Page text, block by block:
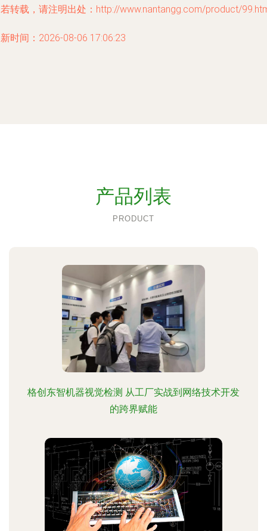
转载，请注明出处：http://www.nantangg.com/product/
时间：2026-08-06 17:06:23
产品列表
PRODUCT
格创东智机器视觉检测 从工厂实战到网络技术开发
的跨界赋能